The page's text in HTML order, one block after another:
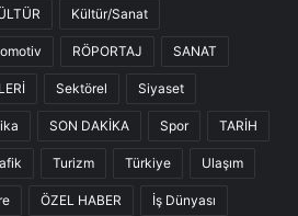
Kültür/Sanat
RÖPORTAJ SANAT
Sektörel Siyaset
SON DAKİKA Spor TARİH
Turizm Türkiye Ulaşım
ÖZEL HABER İş Dünyası